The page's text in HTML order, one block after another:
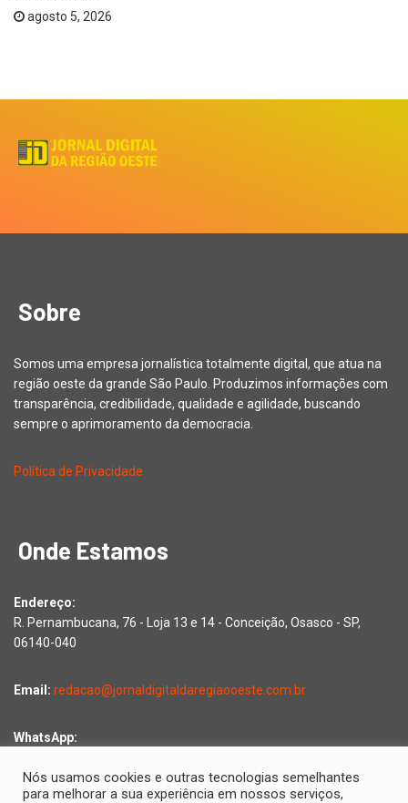
agosto 5, 2026
Sobre
Somos uma empresa jornalística totalmente digital, que atua na
região oeste da grande São Paulo. Produzimos informações com
transparência, credibilidade, qualidade e agilidade, buscando
sempre o aprimoramento da democracia.
Política de Privacidade
Onde Estamos
Endereço:
R. Pernambucana, 76 - Loja 13 e 14 - Conceição, Osasco - SP,
06140-040
Email: redacao@jornaldigitaldaregiaooeste.com.br
WhatsApp:
Nós usamos cookies e outras tecnologias semelhantes
para melhorar a sua experiência em nossos serviços,